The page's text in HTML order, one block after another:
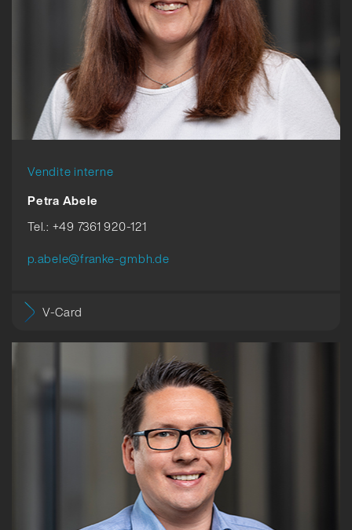
Vendite interne
Petra Abele
Tel.: +49 7361 920-121
p.abele@franke-gmbh.de
V-Card